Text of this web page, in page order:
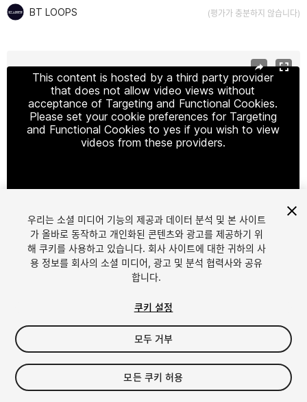
BT LOOPS (평가가 충분하지 않습니다)
This content is hosted by a third party provider
that does not allow video views without
acceptance of Targeting and Functional Cookies.
Please set your cookie preferences for Targeting
and Functional Cookies to yes if you wish to view
videos from these providers.
1/10
$79
세금/부가세는 결제 시 반영됩니다.
우리는 소셜 미디어 기능의 제공과 데이터 분석 및 본 사이트
가 올바로 동작하고 개인화된 콘텐츠와 광고를 제공하기 위
해 쿠키를 사용하고 있습니다. 회사 사이트에 대한 귀하의 사
용 정보를 회사의 소셜 미디어, 광고 및 분석 협력사와 공유
합니다.
쿠키 설정
모두 거부
모든 쿠키 허용